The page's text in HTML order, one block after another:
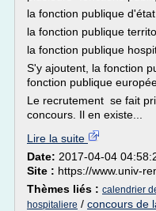
la fonction publique d'état
la fonction publique
la fonction publique
S'y ajoutent, la fonction
fonction publique
Le recrutement se fait
concours. Il en existe...
Lire la suite
Date: 2017-04-04
Site : https://www.univ-
Thèmes liés : calendrier
hospitaliere / concours de